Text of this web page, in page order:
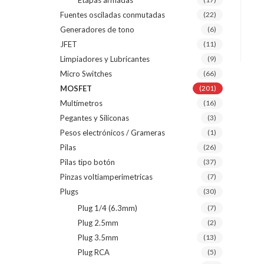
Fuentes osciladas conmutadas (22)
Generadores de tono (6)
JFET (11)
Limpiadores y Lubricantes (9)
Micro Switches (66)
MOSFET (201)
Multímetros (16)
Pegantes y Siliconas (3)
Pesos electrónicos / Grameras (1)
Pilas (26)
Pilas tipo botón (37)
Pinzas voltiamperimetricas (7)
Plugs (30)
Plug 1/4 (6.3mm) (7)
Plug 2.5mm (2)
Plug 3.5mm (13)
Plug RCA (5)